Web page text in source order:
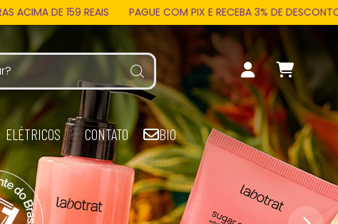
COM PIX E RECEBA 3% DE DESCONTO EM TODA LOJA FRETE
ELÉTRICOS CONTATO BIO